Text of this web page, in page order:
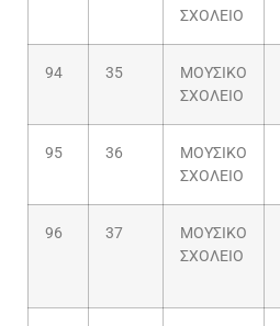
ΣΧΟΛΕΙΟ
94 35
ΜΟΥΣΙΚΟ
ΣΧΟΛΕΙΟ
95 36
ΜΟΥΣΙΚΟ
ΣΧΟΛΕΙΟ
96 37
ΜΟΥΣΙΚΟ
ΣΧΟΛΕΙΟ